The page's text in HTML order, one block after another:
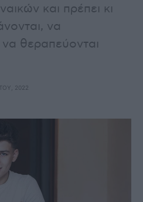
και πρέπει κι
να
να θεραπεύονται
2022